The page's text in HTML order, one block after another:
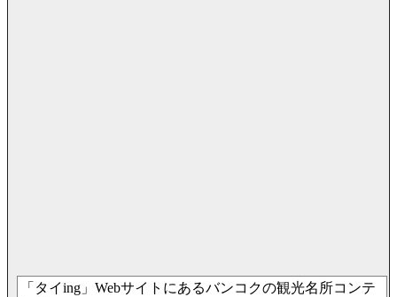
「タイing」Webサイトにあるバンコクの観光名所コンテ